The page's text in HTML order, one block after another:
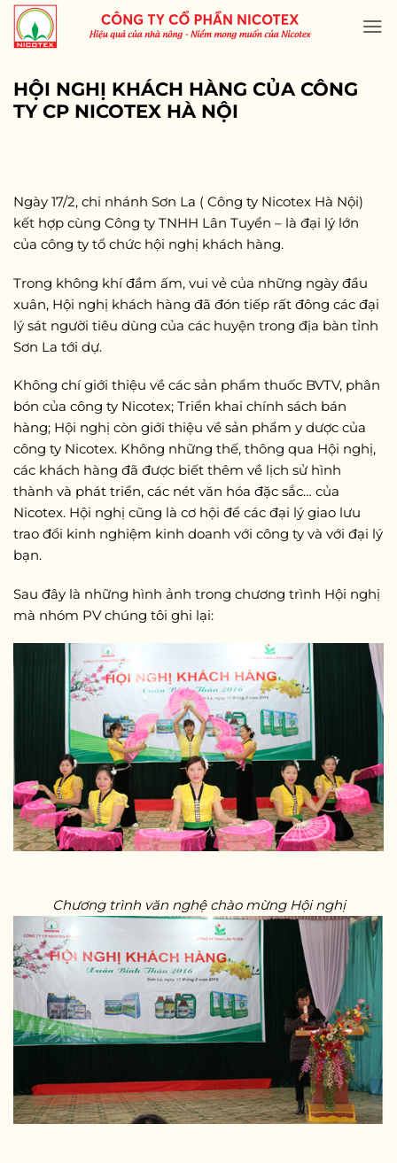
Skip
content
HỘI NGHỊ KHÁCH HÀNG CỦA CÔNG
TY CP NICOTEX HÀ NỘI
Ngày 17/2, chi nhánh Sơn La ( Công ty Nicotex Hà Nội)
kết hợp cùng Công ty TNHH Lân Tuyển – là đại lý lớn
của công ty tổ chức hội nghị khách hàng.
Trong không khí đầm ấm, vui vẻ của những ngày đầu
xuân, Hội nghị khách hàng đã đón tiếp rất đông các đại
lý sát người tiêu dùng của các huyện trong địa bàn tỉnh
Sơn La tới dự.
Không chí giới thiệu về các sản phẩm thuốc BVTV, phân
bón của công ty Nicotex; Triển khai chính sách bán
hàng; Hội nghị còn giới thiệu về sản phẩm y dược của
công ty Nicotex. Không những thế, thông qua Hội nghị,
các khách hàng đã được biết thêm về lịch sử hình
thành và phát triển, các nét văn hóa đặc sắc… của
Nicotex. Hội nghị cũng là cơ hội để các đại lý giao lưu
trao đổi kinh nghiệm kinh doanh với công ty và với đại lý
bạn.
Sau đây là những hình ảnh trong chương trình Hội nghị
mà nhóm PV chúng tôi ghi lại:
Chương trình văn nghệ chào mừng Hội nghị